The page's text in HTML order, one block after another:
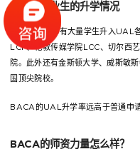
BACA毕业生的升学情况
BACA每年都有大量学生升入
LCF、伦敦传媒学院LCC、切尔西
院。此外还有金斯顿大学、威斯敏
国顶尖院校。
BACA的UAL升学率远高于普通申
BACA的师资力量怎么样？